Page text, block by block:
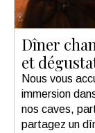
Dîner
et
Nous vous
immersion
nos caves,
partagez un